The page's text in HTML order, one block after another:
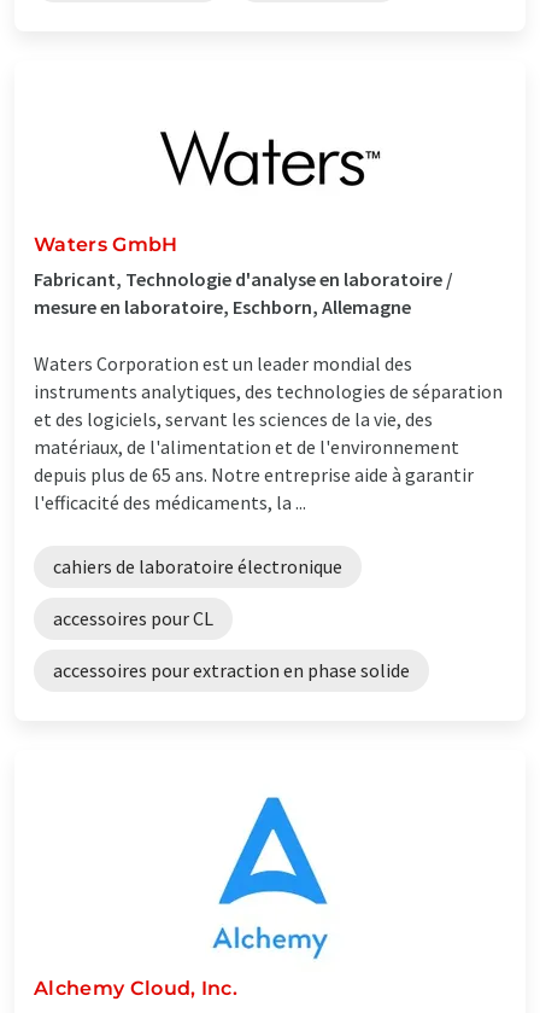
Waters GmbH
Fabricant, Technologie d'analyse en laboratoire /
mesure en laboratoire, Eschborn, Allemagne
Waters Corporation est un leader mondial des
instruments analytiques, des technologies de séparation
et des logiciels, servant les sciences de la vie, des
matériaux, de l'alimentation et de l'environnement
depuis plus de 65 ans. Notre entreprise aide à garantir
l'efficacité des médicaments, la ...
cahiers de laboratoire électronique
accessoires pour CL
accessoires pour extraction en phase solide
Alchemy Cloud, Inc.